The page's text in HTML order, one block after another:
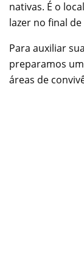
nativas. É o
lazer no final
Para auxiliar
preparamos
áreas de